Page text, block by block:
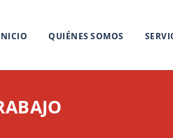
QUIÉNES SOMOS